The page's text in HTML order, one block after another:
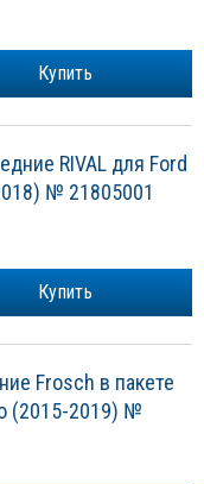
Купить
RIVAL для Ford
№ 21805001
Купить
Frosch в пакете
(2015-2019) №